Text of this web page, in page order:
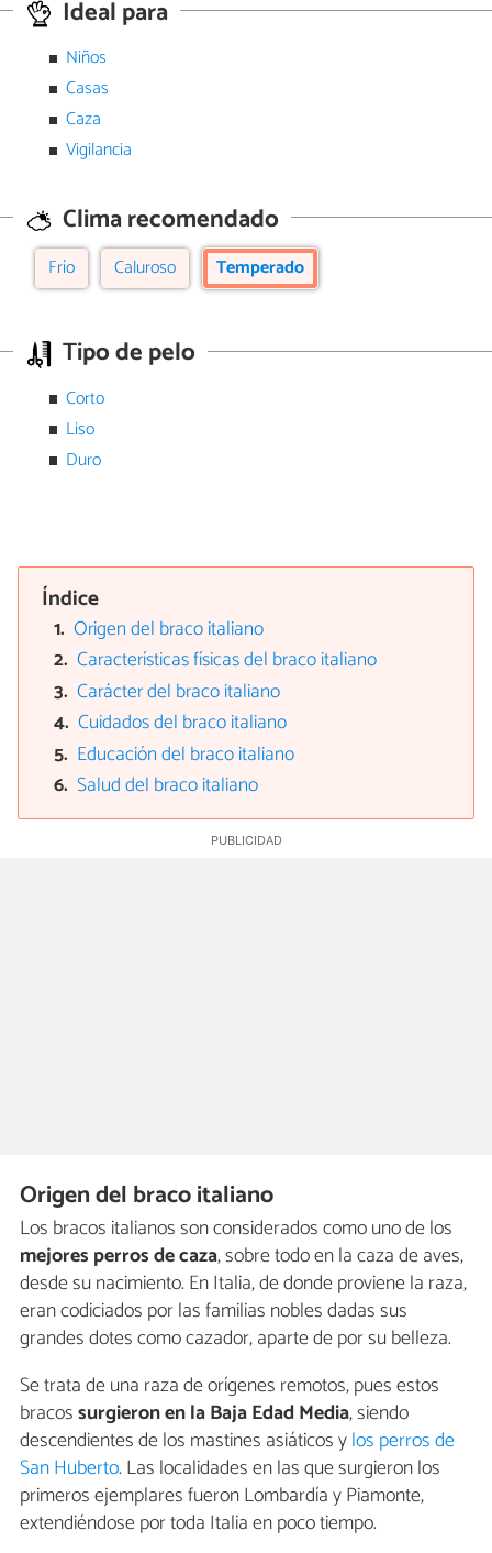
Ideal para
Niños
Casas
Caza
Vigilancia
Clima recomendado
Frío Caluroso Temperado
Tipo de pelo
Corto
Liso
Duro
Índice
Origen del braco italiano
Características físicas del braco italiano
Carácter del braco italiano
Cuidados del braco italiano
Educación del braco italiano
Salud del braco italiano
Origen del braco italiano
Los bracos italianos son considerados como uno de los
mejores perros de caza, sobre todo en la caza de aves,
desde su nacimiento. En Italia, de donde proviene la raza,
eran codiciados por las familias nobles dadas sus
grandes dotes como cazador, aparte de por su belleza.
Se trata de una raza de orígenes remotos, pues estos
bracossurgieron en la Baja Edad Media, siendo
descendientes de los mastines asiáticos ylos perros de
San Huberto. Las localidades en las que surgieron los
primeros ejemplares fueron Lombardía y Piamonte,
extendiéndose por toda Italia en poco tiempo.